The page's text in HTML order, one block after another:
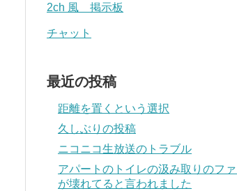
2ch 風 掲示板
チャット
最近の投稿
距離を置くという選択
久しぶりの投稿
ニコニコ生放送のトラブル
アパートのトイレの汲み取りのフ
が壊れてると言われました